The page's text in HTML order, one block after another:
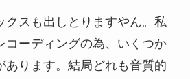
クスも出しとりますやん。私
コーディングの為、いくつか
あります。結局どれも音質的